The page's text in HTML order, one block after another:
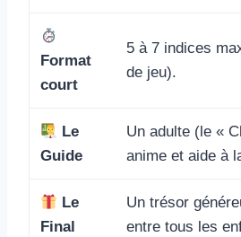
Format
court
5 à 7 indices
de jeu).
Le
Guide
Un adulte (le «
anime et aide à
Le
Final
Un trésor
entre tous les